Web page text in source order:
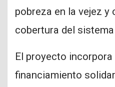
pobreza en la vejez y
cobertura del
El proyecto
financiamiento